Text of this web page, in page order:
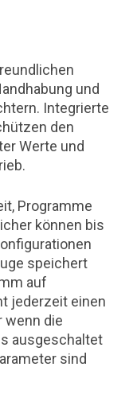
und
Integrierte
den
Werte und
Programme
können bis
speichert
auf
jederzeit einen
wenn die
ausgeschaltet
sind